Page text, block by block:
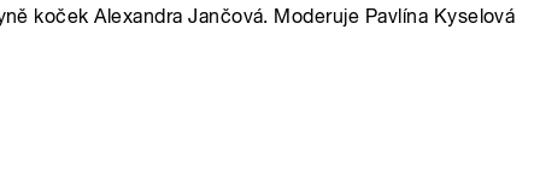
koček Alexandra Jančová. Moderuje Pavlína Kyselová